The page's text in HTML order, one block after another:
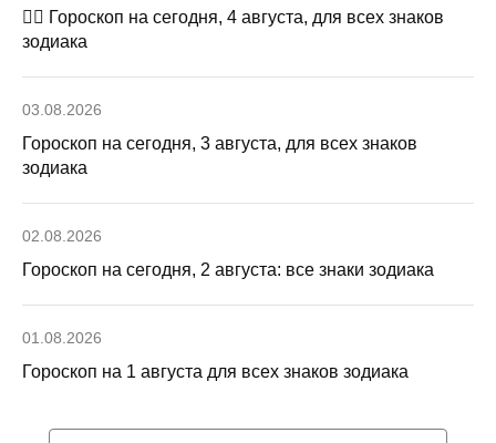
🧙‍♀ Гороскоп на сегодня, 4 августа, для всех знаков
зодиака
03.08.2026
Гороскоп на сегодня, 3 августа, для всех знаков
зодиака
02.08.2026
Гороскоп на сегодня, 2 августа: все знаки зодиака
01.08.2026
Гороскоп на 1 августа для всех знаков зодиака